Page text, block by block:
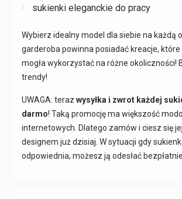
sukienki eleganckie do pracy
Wybierz idealny model dla siebie na każdą
garderoba powinna posiadać kreacje, które
mogła wykorzystać na różne okoliczności!
trendy!
UWAGA: teraz wysyłka i zwrot każdej
darmo! Taką promocję ma większość
internetowych. Dlatego zamów i ciesz się
designem już dzisiaj. W sytuacji gdy
odpowiednia, możesz ją odesłać